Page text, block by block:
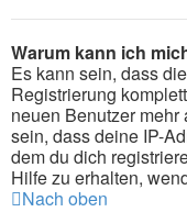
Warum kann ich
Es kann sein, dass
Registrierung
neuen Benutzer
sein, dass deine IP-
dem du dich
Hilfe zu erhalten,
Nach oben